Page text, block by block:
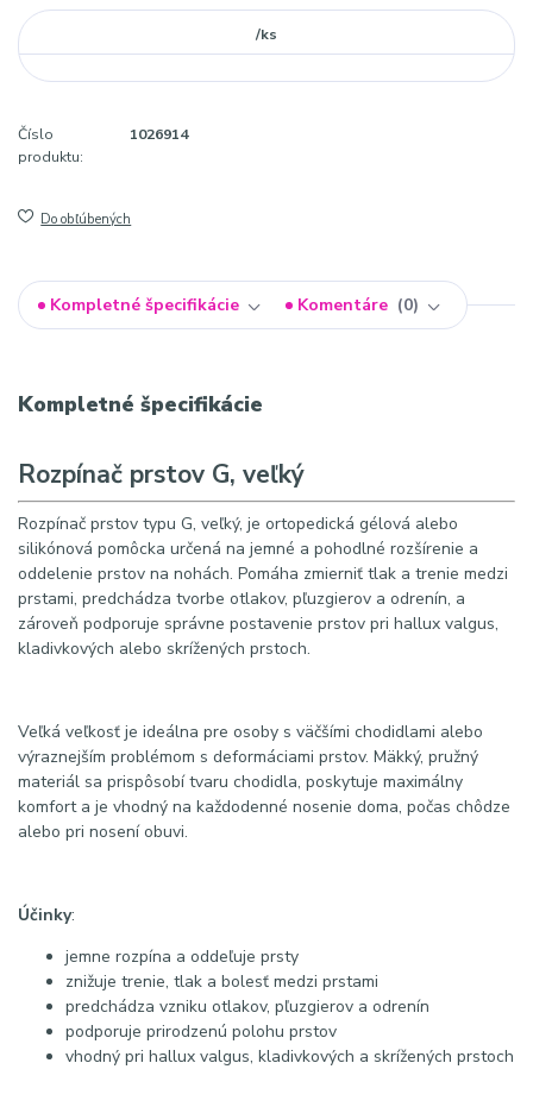
/ks
Číslo
produktu:
1026914
Do obľúbených
Kompletné špecifikácie Komentáre 0
Kompletné špecifikácie
Rozpínač prstov G, veľký
Rozpínač prstov typu G, veľký, je ortopedická gélová alebo
silikónová pomôcka určená na jemné a pohodlné rozšírenie a
oddelenie prstov na nohách. Pomáha zmierniť tlak a trenie medzi
prstami, predchádza tvorbe otlakov, pľuzgierov a odrenín, a
zároveň podporuje správne postavenie prstov pri hallux valgus,
kladivkových alebo skrížených prstoch.
Veľká veľkosť je ideálna pre osoby s väčšími chodidlami alebo
výraznejším problémom s deformáciami prstov. Mäkký, pružný
materiál sa prispôsobí tvaru chodidla, poskytuje maximálny
komfort a je vhodný na každodenné nosenie doma, počas chôdze
alebo pri nosení obuvi.
Účinky:
jemne rozpína a oddeľuje prsty
znižuje trenie, tlak a bolesť medzi prstami
predchádza vzniku otlakov, pľuzgierov a odrenín
podporuje prirodzenú polohu prstov
vhodný pri hallux valgus, kladivkových a skrížených prstoch